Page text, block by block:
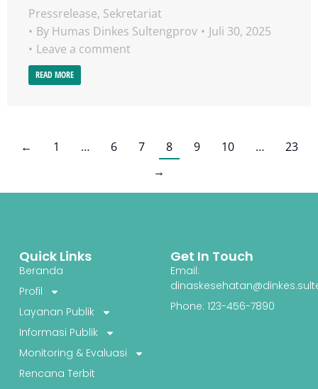
Pressrelease, Sekretariat
By Humas Dinkes Sultengprov
Juli 30, 2025
Leave a comment
READ MORE
← 1 … 6 7 8 9 10 …
23
→
Quick Links
Beranda
Profil
Layanan Publik
Informasi Publik
Monitoring & Evaluasi
Rencana Terbit
Get In Touch
Email:
Phone: 123-456-7890